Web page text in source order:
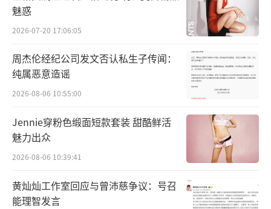
魅惑
2026-07-20 17:06:05
周杰伦经纪公司发文否认私生子传闻：
纯属恶意造谣
2026-08-06 10:55:00
Jennie穿粉色缎面短款套装 甜酷鲜活
魅力出众
2026-08-06 10:39:41
黄灿灿工作室回应与曾沛慈争议：号召
能理智发言